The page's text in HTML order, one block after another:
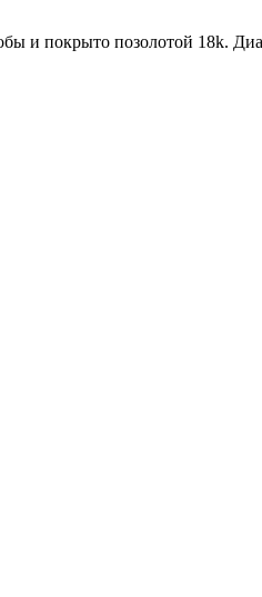
и покрыто позолотой 18k.